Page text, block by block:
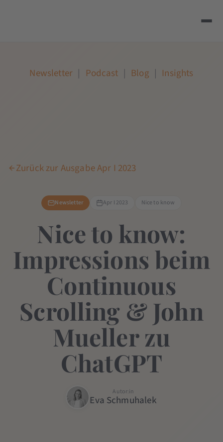
Newsletter | Podcast | Blog | Insights
Zurück zur Ausgabe Apr I 2023
Newsletter Apr I 2023 Nice to know
Nice to know:
Impressions beim
Continuous
Scrolling & John
Mueller zu
ChatGPT
Autor:in
Eva Schmuhalek